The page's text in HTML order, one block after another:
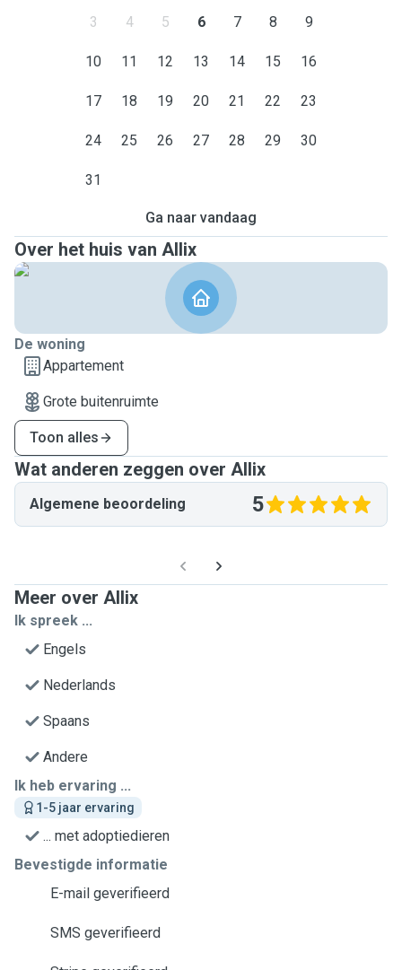
3 4 5 6 7 8 9
10 11 12 13 14 15 16
17 18 19 20 21 22 23
24 25 26 27 28 29 30
31
Ga naar vandaag
Over het huis van Allix
De woning
Appartement
Grote buitenruimte
Toon alles
Wat anderen zeggen over Allix
Algemene beoordeling 5
Meer over Allix
Ik spreek ...
Engels
Nederlands
Spaans
Andere
Ik heb ervaring ...
1-5 jaar ervaring
... met adoptiedieren
Bevestigde informatie
E-mail geverifieerd
SMS geverifieerd